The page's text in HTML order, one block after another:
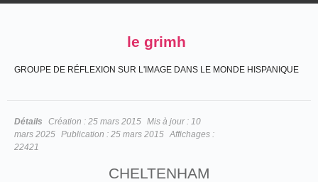
le grimh
GROUPE DE RÉFLEXION SUR L'IMAGE DANS LE MONDE HISPANIQUE
Détails Création : 25 mars 2015 Mis à jour : 10
mars 2025 Publication : 25 mars 2015 Affichages :
22421
CHELTENHAM